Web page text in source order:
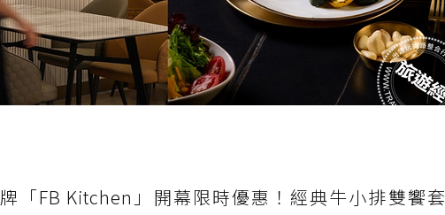
牌「FB Kitchen」開幕限時優惠！經典牛小排雙饗